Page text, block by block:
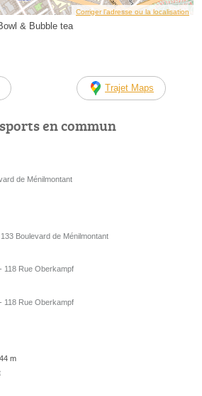
Corriger l’adresse ou la localisation
& Bubble tea
Trajet Maps
en commun
de Ménilmontant
Boulevard de Ménilmontant
118 Rue Oberkampf
118 Rue Oberkampf
m